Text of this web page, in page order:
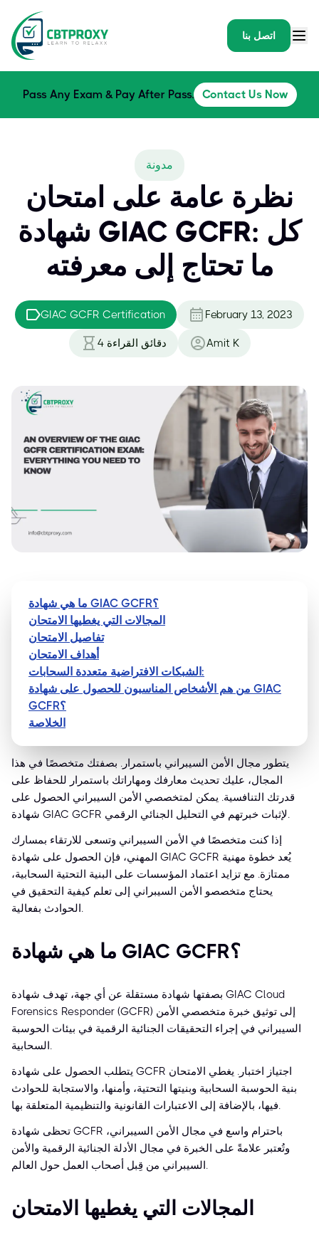
اتصل بنا
Pass Any Exam & Pay After Pass. Contact Us Now
مدونة
نظرة عامة على امتحان
شهادة GIAC GCFR: كل
ما تحتاج إلى معرفته
GIAC GCFR Certification February 13, 2023
4 دقائق القراءة Amit K
ما هي شهادة GIAC GCFR؟
المجالات التي يغطيها الامتحان
تفاصيل الامتحان
أهداف الامتحان
الشبكات الافتراضية متعددة السحابات:
من هم الأشخاص المناسبون للحصول على شهادة GIAC
GCFR؟
الخلاصة
يتطور مجال الأمن السيبراني باستمرار. بصفتك متخصصًا في هذا
المجال، عليك تحديث معارفك ومهاراتك باستمرار للحفاظ على
قدرتك التنافسية. يمكن لمتخصصي الأمن السيبراني الحصول على
شهادة GIAC GCFR لإثبات خبرتهم في التحليل الجنائي الرقمي.
إذا كنت متخصصًا في الأمن السيبراني وتسعى للارتقاء بمسارك
المهني، فإن الحصول على شهادة GIAC GCFR يُعد خطوة مهنية
ممتازة. مع تزايد اعتماد المؤسسات على البنية التحتية السحابية،
يحتاج متخصصو الأمن السيبراني إلى تعلم كيفية التحقيق في
الحوادث بفعالية.
ما هي شهادة GIAC GCFR؟
بصفتها شهادة مستقلة عن أي جهة، تهدف شهادة GIAC Cloud
Forensics Responder (GCFR) إلى توثيق خبرة متخصصي الأمن
السيبراني في إجراء التحقيقات الجنائية الرقمية في بيئات الحوسبة
السحابية.
يتطلب الحصول على شهادة GCFR اجتياز اختبار. يغطي الامتحان
بنية الحوسبة السحابية وبنيتها التحتية، وأمنها، والاستجابة للحوادث
فيها، بالإضافة إلى الاعتبارات القانونية والتنظيمية المتعلقة بها.
تحظى شهادة GCFR باحترام واسع في مجال الأمن السيبراني،
وتُعتبر علامةً على الخبرة في مجال الأدلة الجنائية الرقمية والأمن
السيبراني من قِبل أصحاب العمل حول العالم.
المجالات التي يغطيها الامتحان